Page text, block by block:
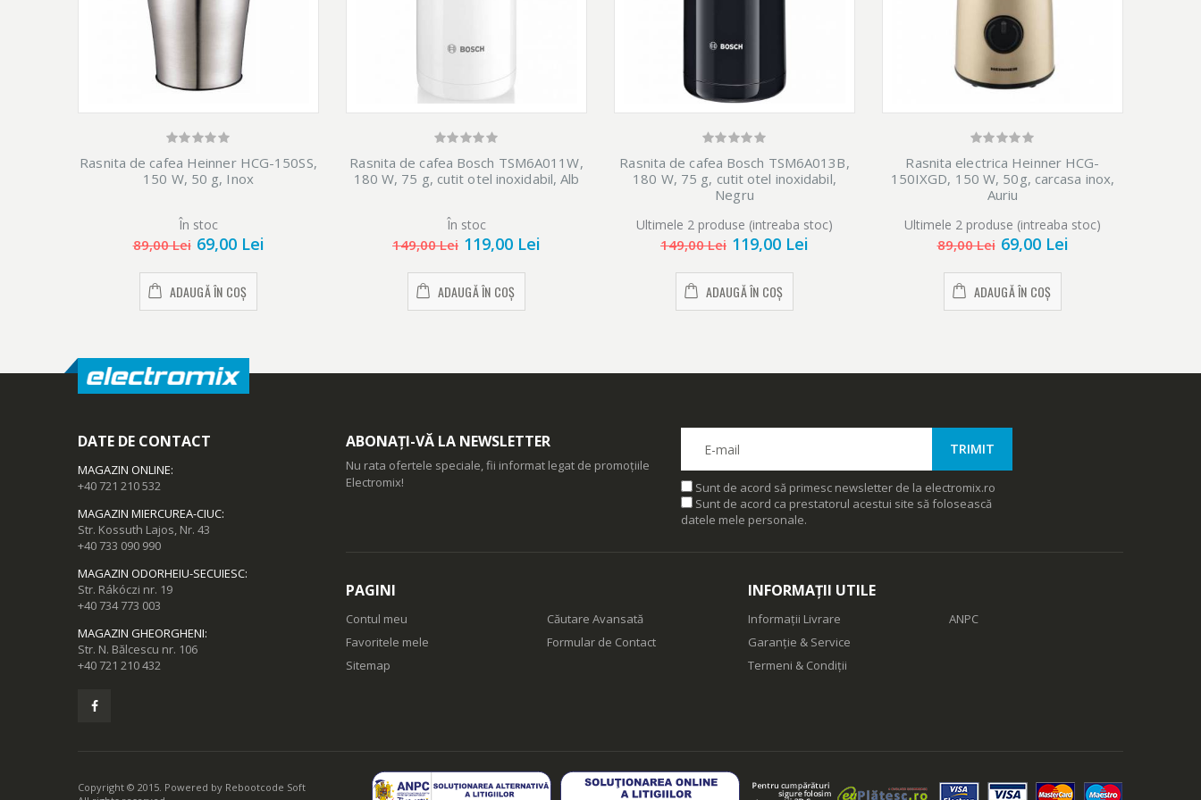
Rasnita de cafea Heinner HCG-150SS,
150 W, 50 g, Inox
În stoc
89,00 Lei 69,00 Lei
ADAUGĂ ÎN COȘ
Rasnita de cafea Bosch TSM6A011W,
180 W, 75 g, cutit otel inoxidabil, Alb
În stoc
149,00 Lei 119,00 Lei
ADAUGĂ ÎN COȘ
Rasnita de cafea Bosch TSM6A013B,
180 W, 75 g, cutit otel inoxidabil,
Negru
Ultimele 2 produse (intreaba stoc)
149,00 Lei 119,00 Lei
ADAUGĂ ÎN COȘ
Rasnita electrica Heinner HCG-
150IXGD, 150 W, 50g, carcasa inox,
Auriu
Ultimele 2 produse (intreaba stoc)
89,00 Lei 69,00 Lei
ADAUGĂ ÎN COȘ
DATE DE CONTACT
MAGAZIN ONLINE:
+40 721 210 532
MAGAZIN MIERCUREA-CIUC:
Str. Kossuth Lajos, Nr. 43
+40 733 090 990
MAGAZIN ODORHEIU-SECUIESC:
Str. Rákóczi nr. 19
+40 734 773 003
MAGAZIN GHEORGHENI:
Str. N. Bălcescu nr. 106
+40 721 210 432
ABONAȚI-VĂ LA NEWSLETTER
Nu rata ofertele speciale, fii informat legat de promoțiile
Electromix!
Sunt de acord să primesc newsletter de la electromix.ro
Sunt de acord ca prestatorul acestui site să folosească
datele mele personale.
PAGINI
Contul meu
Favoritele mele
Sitemap
Căutare Avansată
Formular de Contact
INFORMAȚII UTILE
Informații Livrare
Garanție & Service
Termeni & Condiții
ANPC
Copyright © 2015. Powered by Rebootcode Soft